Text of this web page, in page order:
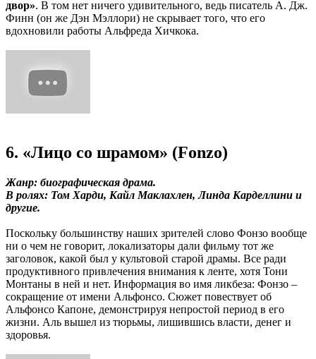
двор». В том нет ничего удивительного, ведь писатель А. Дж.
Финн (он же Дэн Мэллори) не скрывает того, что его
вдохновили работы Альфреда Хичкока.
6. «Лицо со шрамом» (Fonzo)
Жанр: биографическая драма.
В ролях: Том Харди, Кайл Маклахлен, Линда Карделлини и
другие.
Поскольку большинству наших зрителей слово Фонзо вообще
ни о чем не говорит, локализаторы дали фильму тот же
заголовок, какой был у культовой старой драмы. Все ради
продуктивного привлечения внимания к ленте, хотя Тони
Монтаны в ней и нет. Информация во имя ликбеза: Фонзо –
сокращение от имени Альфонсо. Сюжет повествует об
Альфонсо Капоне, демонстрируя непростой период в его
жизни. Аль вышел из тюрьмы, лишившись власти, денег и
здоровья.